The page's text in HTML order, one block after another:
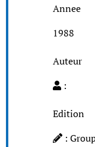
Annee
1988
Auteur
:
Edition
: